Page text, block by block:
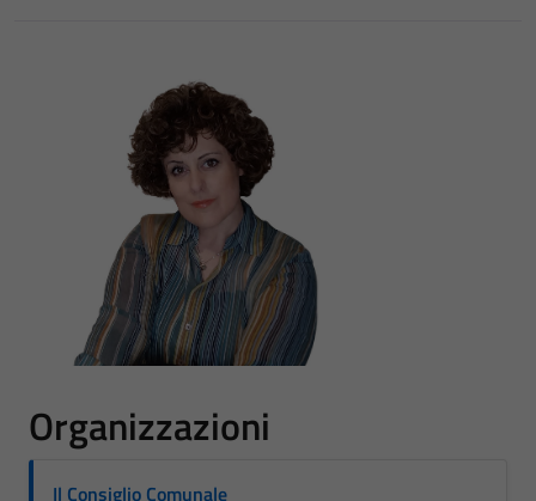
Organizzazioni
Il Consiglio Comunale